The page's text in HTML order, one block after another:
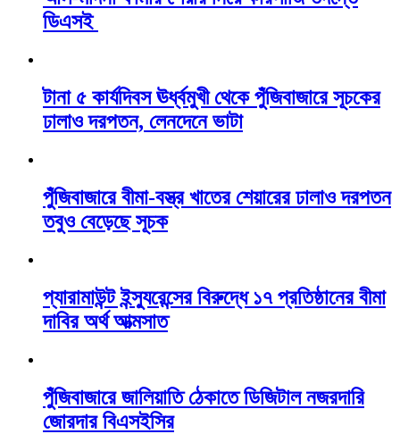
ডিএসই
টানা ৫ কার্যদিবস ঊর্ধ্বমুখী থেকে পুঁজিবাজারে সূচকের
ঢালাও দরপতন, লেনদেনে ভাটা
পুঁজিবাজারে বীমা-বস্ত্র খাতের শেয়ারের ঢালাও দরপতন
তবুও বেড়েছে সূচক
প্যারামাউন্ট ইন্স্যুরেন্সের বিরুদ্ধে ১৭ প্রতিষ্ঠানের বীমা
দাবির অর্থ আত্মসাত
পুঁজিবাজারে জালিয়াতি ঠেকাতে ডিজিটাল নজরদারি
জোরদার বিএসইসির